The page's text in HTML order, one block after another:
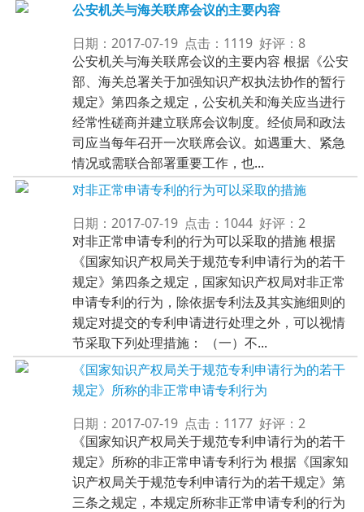
公安机关与海关联席会议的主要内容
日期：2017-07-19 点击：1119 好评：8
公安机关与海关联席会议的主要内容 根据《公安
部、海关总署关于加强知识产权执法协作的暂行
规定》第四条之规定，公安机关和海关应当进行
经常性磋商并建立联席会议制度。经侦局和政法
司应当每年召开一次联席会议。如遇重大、紧急
情况或需联合部署重要工作，也...
对非正常申请专利的行为可以采取的措施
日期：2017-07-19 点击：1044 好评：2
对非正常申请专利的行为可以采取的措施 根据
《国家知识产权局关于规范专利申请行为的若干
规定》第四条之规定，国家知识产权局对非正常
申请专利的行为，除依据专利法及其实施细则的
规定对提交的专利申请进行处理之外，可以视情
节采取下列处理措施： （一）不...
《国家知识产权局关于规范专利申请行为的若干
规定》所称的非正常申请专利行为
日期：2017-07-19 点击：1177 好评：2
《国家知识产权局关于规范专利申请行为的若干
规定》所称的非正常申请专利行为 根据《国家知
识产权局关于规范专利申请行为的若干规定》第
三条之规定，本规定所称非正常申请专利的行为